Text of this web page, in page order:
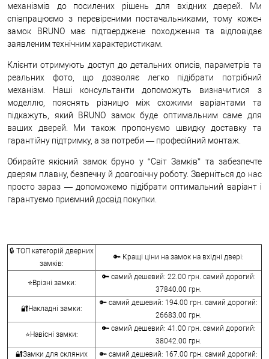
механізмів до посилених рішень для вхідних дверей. Ми
співпрацюємо з перевіреними постачальниками, тому кожен
замок BRUNO має підтверджене походження та відповідає
заявленим технічним характеристикам.
Клієнти отримують доступ до детальних описів, параметрів та
реальних фото, що дозволяє легко підібрати потрібний
механізм. Наші консультанти допоможуть визначитися з
моделлю, пояснять різницю між схожими варіантами та
підкажуть, який BRUNO замок буде оптимальним саме для
ваших дверей. Ми також пропонуємо швидку доставку та
гарантійну підтримку, а за потреби — професійний монтаж.
Обирайте якісний замок бруно у “Світ Замків” та забезпечте
дверям плавну, безпечну й довговічну роботу. Зверніться до нас
просто зараз — допоможемо підібрати оптимальний варіант і
гарантуємо приємний досвід покупки.
🔒 ТОП категорій дверних
замків:
🔑 Кращі ціни на замок на вхідні двері:
⭐Врізні замки:
🔑 самий дешевий: 22.00 грн. самий дорогий:
37840.00 грн.
🔐Накладні замки:
🔑 самий дешевий: 194.00 грн. самий дорогий:
26683.00 грн.
⭐Навісні замки:
🔑 самий дешевий: 41.00 грн. самий дорогий:
38042.00 грн.
🔐Замки для скляних
🔑 самий дешевий: 167.00 грн. самий дорогий: